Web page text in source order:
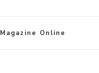
Magazine Online